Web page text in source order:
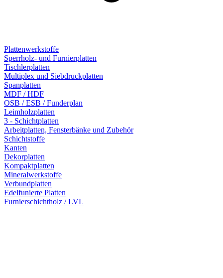
Plattenwerkstoffe
Sperrholz- und Furnierplatten
Tischlerplatten
Multiplex und Siebdruckplatten
Spanplatten
MDF / HDF
OSB / ESB / Funderplan
Leimholzplatten
3 - Schichtplatten
Arbeitplatten, Fensterbänke und Zubehör
Schichtstoffe
Kanten
Dekorplatten
Kompaktplatten
Mineralwerkstoffe
Verbundplatten
Edelfunierte Platten
Furnierschichtholz / LVL